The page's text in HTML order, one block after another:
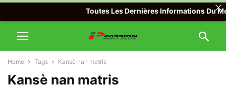
Home Tags Kansè nan matris
Kansè nan matris
Toutes Les Dernières Informations Du